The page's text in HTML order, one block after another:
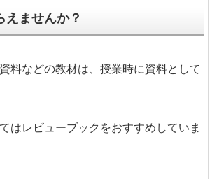
えませんか？
料などの教材は、授業時に資料として
はレビューブックをおすすめしていま